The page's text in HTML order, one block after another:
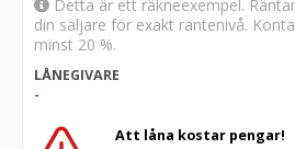
633 800 kr
Detta är ett räkneexempel.
din säljare för exakt räntenivå.
minst 20 %.
LÅNEGIVARE
-
Att låna kostar pengar!